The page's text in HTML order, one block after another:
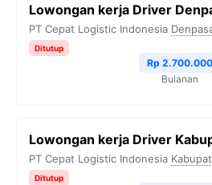
Lowongan kerja Driver
PT Cepat Logistic Indonesia
Ditutup
Rp 2.700.000
Bulanan
Lowongan kerja Driver
PT Cepat Logistic Indonesia
Ditutup